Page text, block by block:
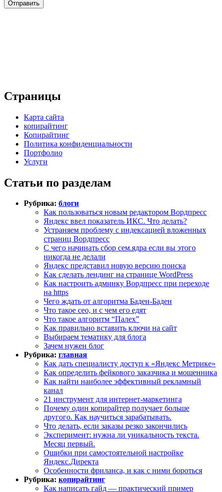
Страницы
Карта сайта
копирайтинг
Копирайтинг
Политика конфиденциальности
Портфолио
Услуги
Статьи по разделам
Рубрика: блоги
Как пользоваться новым редактором Вордпресс
Яндекс ввел показатель ИКС. Что делать?
Устраняем проблему с индексацией вложенных
страниц Вордпресс
С чего начинать сбор сем.ядра если вы этого
никогда не делали
Яндекс представил новую версию поиска
Как сделать лендинг на странице WordPress
Как настроить админку Вордпресс при переходе
на https
Чего ждать от алгоритма Баден-Баден
Что такое сео, и с чем его едят
Что такое алгоритм “Палех”
Как правильно вставить ключи на сайт
Выбираем тематику для блога
Зачем нужен блог
Рубрика: главная
Как дать специалисту доступ к «Яндекс Метрике»
Как определить фейкового заказчика и мошенника
Как найти наиболее эффективный рекламный
канал
21 инструмент для интернет-маркетинга
Почему один копирайтер получает больше
другого. Как научиться зарабатывать.
Что делать, если заказы резко закончились
Эксперимент: нужна ли уникальность текста.
Месяц первый.
Ошибки при самостоятельной настройке
Яндекс.Директа
Особенности фриланса, и как с ними бороться
Рубрика: копирайтинг
Как написать гайд — практический пример